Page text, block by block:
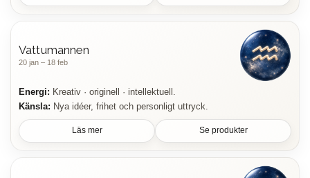
Vattumannen
20 jan – 18 feb
Energi: Kreativ · originell · intellektuell.
Känsla: Nya idéer, frihet och personligt uttryck.
Läs mer Se produkter